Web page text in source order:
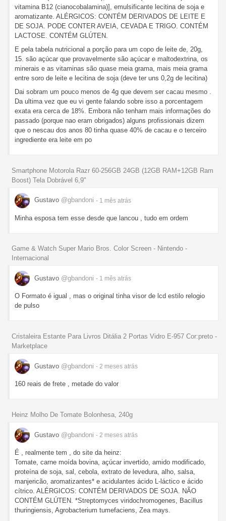
vitamina B12 (cianocobalamina)], emulsificante lecitina de soja e
aromatizante. ALÉRGICOS: CONTÉM DERIVADOS DE LEITE E
DE SOJA. PODE CONTER AVEIA, CEVADA E TRIGO. CONTÉM
LACTOSE. CONTÉM GLÚTEN.
E pela tabela nutricional a porção para um copo de leite de, 20g,
15. são açúcar que provavelmente são açúcar e maltodextrina, os
minerais e as vitaminas são quase meia grama, mais meia grama
entre soro de leite e lecitina de soja (deve ter uns 0,2g de lecitina)
Dai sobram um pouco menos de 4g que devem ser cacau mesmo .
Da ultima vez que eu vi gente falando sobre isso a porcentagem
exata era cerca de 18%. Embora não tenham mais informações do
passado (porque nao eram obrigados) alguns profissionais dizem
que o nescau dos anos 80 tinha quase 40% de cacau e o terceiro
ingrediente era leite em po
Smartphone Motorola Razr 60-256GB 24GB (12GB RAM+12GB Ram
Boost) Tela Dobrável 6,9"
Gustavo @gbandoni - 1 mês atrás
Minha esposa tem esse desde que lancou , tudo em ordem
Game & Watch Super Mario Bros. Color Screen - Nintendo -
Internacional
Gustavo @gbandoni - 1 mês atrás
O Formato é igual , mas o original tinha visor de lcd estilo relogio
de pulso
Cristaleira Estante Para Livros Ditália 2 Portas Vidro E-957 Cor:preto -
Marketplace
Gustavo @gbandoni - 2 meses atrás
160 reais de frete , metade do valor
Heinz Molho De Tomate Bolonhesa, 240g
Gustavo @gbandoni - 2 meses atrás
É , realmente tem , do site da heinz:
Tomate, carne moída bovina, açúcar invertido, amido modificado,
proteína de soja, sal, cebola, extrato de levedura, alho, salsa,
manjericão, aromatizantes* e acidulantes ácido L-láctico e ácido
cítrico. ALÉRGICOS: CONTÉM DERIVADOS DE SOJA. NÃO
CONTÉM GLÚTEN. *Streptomyces viridochromogenes, Bacillus
thuringiensis, Agrobacterium tumefaciens, Zea mays.